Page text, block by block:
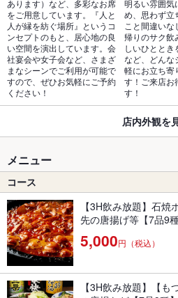
あります）など、多彩なお席
をご用意しています。『人と
人が縁を紡ぐ場所』というコ
ンセプトのもと、居心地の良
い空間を演出しています。会
社宴会や女子会など、さまざ
まなシーンでご利用が可能で
すので、ぜひお気軽にご予約
ください！
明るい雰囲気
め、思わず立
こと間違い
帰りのサク飲
しいひとと
など、どんな
軽にお立ち寄
す！ご来店お
す！
店内外観を
メニュー
コース
【3H飲み放題】石
先の唐揚げ等【7品9種
5,000円（税込）
【3H飲み放題】【